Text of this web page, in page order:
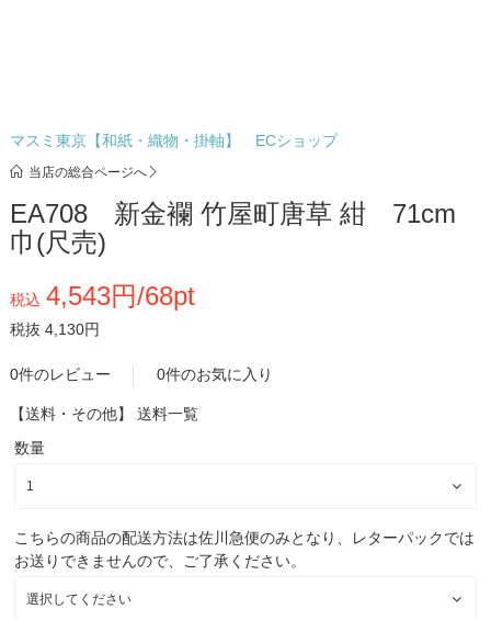
マスミ東京【和紙・織物・掛軸】 ECショップ
当店の総合ページへ
EA708 新金襴 竹屋町唐草 紺 71cm
巾(尺売)
税込 4,543円/68pt
税抜 4,130円
0件のレビュー 0件のお気に入り
【送料・その他】 送料一覧
数量
こちらの商品の配送方法は佐川急便のみとなり、レターパックでは
お送りできませんので、ご了承ください。